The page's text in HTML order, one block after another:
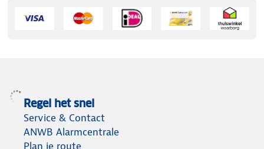
Regel het snel
Service & Contact
ANWB Alarmcentrale
Plan je route